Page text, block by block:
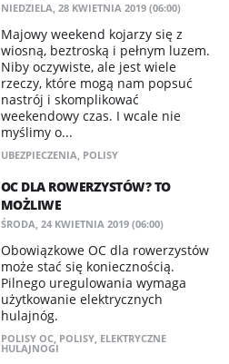
NIEDZIELA, 28 KWIETNIA 2019 (06:00)
Majowy weekend kojarzy się z
wiosną, beztroską i pełnym luzem.
Niby oczywiste, ale jest wiele
rzeczy, które mogą nam popsuć
nastrój i skomplikować
weekendowy czas. I wcale nie
myślimy o...
UBEZPIECZENIA, POLISY
OC DLA ROWERZYSTÓW? TO
MOŻLIWE
ŚRODA, 24 KWIETNIA 2019 (06:00)
Obowiązkowe OC dla rowerzystów
może stać się koniecznością.
Pilnego uregulowania wymaga
użytkowanie elektrycznych
hulajnóg.
POLISY OC, POLISY, ELEKTRYCZNE
HULAJNOGI